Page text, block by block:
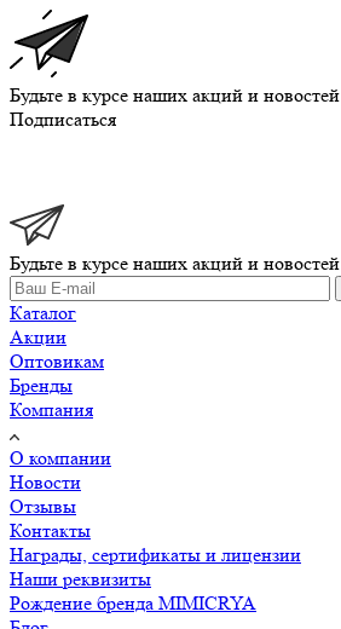
Будьте в курсе наших акций и новостей
Подписаться
Будьте в курсе наших акций и новостей
Каталог
Акции
Оптовикам
Бренды
Компания
О компании
Новости
Отзывы
Контакты
Награды, сертификаты и лицензии
Наши реквизиты
Рождение бренда MIMICRYA